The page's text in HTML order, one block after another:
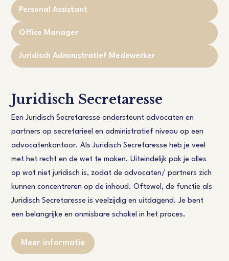
Personal Assistant
Office Manager
Juridisch Administratief Medewerker
Juridisch Secretaresse
Een Juridisch Secretaresse ondersteunt advocaten en
partners op secretarieel en administratief niveau op een
advocatenkantoor. Als Juridisch Secretaresse heb je veel
met het recht en de wet te maken. Uiteindelijk pak je alles
op wat niet juridisch is, zodat de advocaten/ partners zich
kunnen concentreren op de inhoud. Oftewel, de functie als
Juridisch Secretaresse is veelzijdig en uitdagend. Je bent
een belangrijke en onmisbare schakel in het proces.
Meer informatie